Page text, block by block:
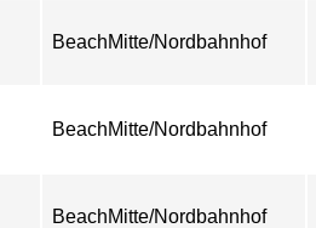
BeachMitte/Nordbahnhof
BeachMitte/Nordbahnhof
BeachMitte/Nordbahnhof